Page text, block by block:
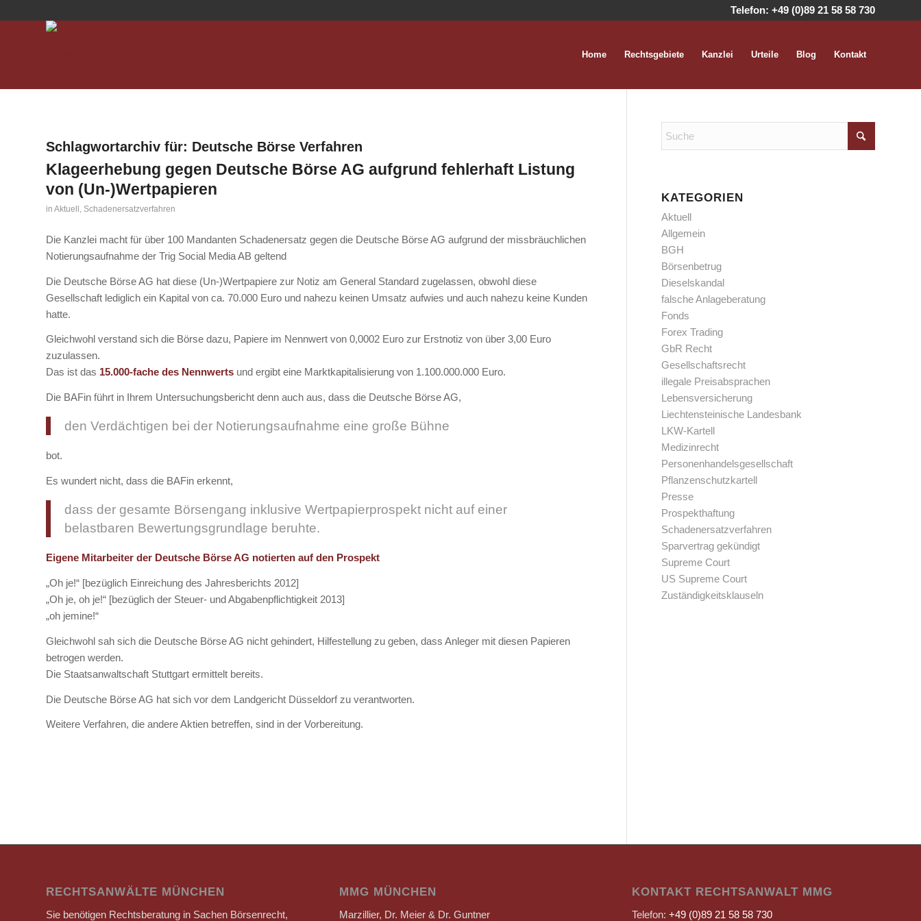
Telefon: +49 (0)89 21 58 58 730
Home Rechtsgebiete Kanzlei Urteile Blog Kontakt
Schlagwortarchiv für: Deutsche Börse Verfahren
Klageerhebung gegen Deutsche Börse AG aufgrund fehlerhaft Listung
von (Un-)Wertpapieren
in Aktuell , Schadenersatzverfahren
Die Kanzlei macht für über 100 Mandanten Schadenersatz gegen die Deutsche Börse AG aufgrund der missbräuchlichen
Notierungsaufnahme der Trig Social Media AB geltend
Die Deutsche Börse AG hat diese (Un-)Wertpapiere zur Notiz am General Standard zugelassen, obwohl diese
Gesellschaft lediglich ein Kapital von ca. 70.000 Euro und nahezu keinen Umsatz aufwies und auch nahezu keine Kunden
hatte.
Gleichwohl verstand sich die Börse dazu, Papiere im Nennwert von 0,0002 Euro zur Erstnotiz von über 3,00 Euro
zuzulassen.
Das ist das 15.000-fache des Nennwerts und ergibt eine Marktkapitalisierung von 1.100.000.000 Euro.
Die BAFin führt in Ihrem Untersuchungsbericht denn auch aus, dass die Deutsche Börse AG,
den Verdächtigen bei der Notierungsaufnahme eine große Bühne
bot.
Es wundert nicht, dass die BAFin erkennt,
dass der gesamte Börsengang inklusive Wertpapierprospekt nicht auf einer
belastbaren Bewertungsgrundlage beruhte.
Eigene Mitarbeiter der Deutsche Börse AG notierten auf den Prospekt
„Oh je!“ [bezüglich Einreichung des Jahresberichts 2012]
„Oh je, oh je!“ [bezüglich der Steuer- und Abgabenpflichtigkeit 2013]
„oh jemine!“
Gleichwohl sah sich die Deutsche Börse AG nicht gehindert, Hilfestellung zu geben, dass Anleger mit diesen Papieren
betrogen werden.
Die Staatsanwaltschaft Stuttgart ermittelt bereits.
Die Deutsche Börse AG hat sich vor dem Landgericht Düsseldorf zu verantworten.
Weitere Verfahren, die andere Aktien betreffen, sind in der Vorbereitung.
KATEGORIEN
Aktuell
Allgemein
BGH
Börsenbetrug
Dieselskandal
falsche Anlageberatung
Fonds
Forex Trading
GbR Recht
Gesellschaftsrecht
illegale Preisabsprachen
Lebensversicherung
Liechtensteinische Landesbank
LKW-Kartell
Medizinrecht
Personenhandelsgesellschaft
Pflanzenschutzkartell
Presse
Prospekthaftung
Schadenersatzverfahren
Sparvertrag gekündigt
Supreme Court
US Supreme Court
Zuständigkeitsklauseln
RECHTSANWÄLTE MÜNCHEN
Sie benötigen Rechtsberatung in Sachen Börsenrecht,
MMG MÜNCHEN
Marzillier, Dr. Meier & Dr. Guntner
KONTAKT RECHTSANWALT MMG
Telefon:+49 (0)89 21 58 58 730